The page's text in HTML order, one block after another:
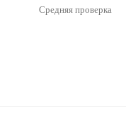
Средняя проверка